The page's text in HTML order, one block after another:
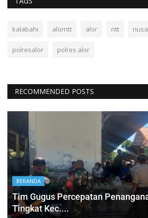
kalabahi alorntt alor ntt
polresalor polres alor
RECOMMENDED POSTS
BERANDA
Tim Gugus Percepatan
Tingkat Kec....